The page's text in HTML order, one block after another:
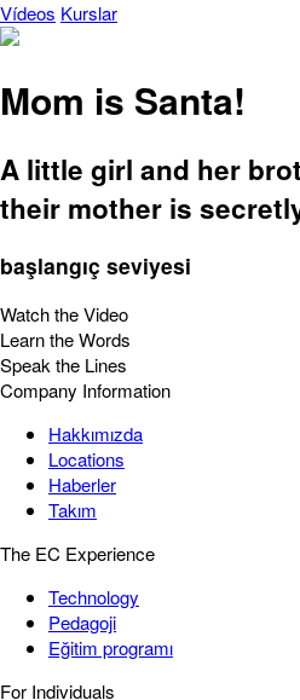
Vídeos Kurslar
Mom is Santa!
A little girl and her
their mother is
başlangıç seviyesi
Watch the Video
Learn the Words
Speak the Lines
Company Information
Hakkımızda
Locations
Haberler
Takım
The EC Experience
Technology
Pedagoji
Eğitim programı
For Individuals